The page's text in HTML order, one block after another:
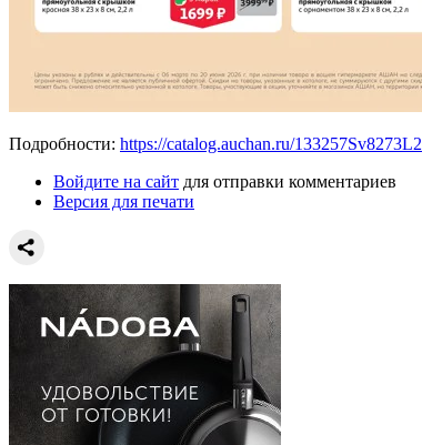
Подробности: https://catalog.auchan.ru/133257Sv8273L2
Войдите на сайт для отправки комментариев
Версия для печати